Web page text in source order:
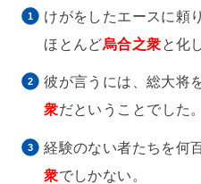
けがをしたエースに頼
ほとんど烏合之衆と化
彼が言うには、総大将
衆だということでした。
経験のない者たちを何
衆でしかない。